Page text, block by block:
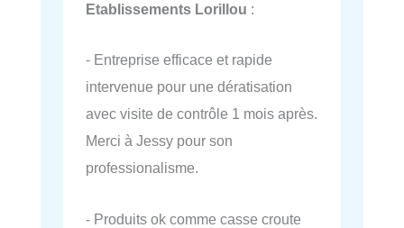
Etablissements Lorillou :
- Entreprise efficace et rapide
intervenue pour une dératisation
avec visite de contrôle 1 mois après.
Merci à Jessy pour son
professionalisme.
- Produits ok comme casse croute